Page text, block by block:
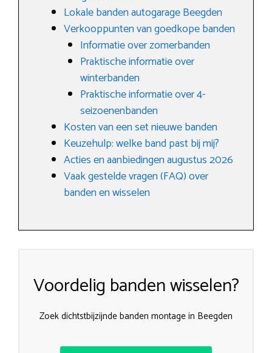
Lokale banden autogarage Beegden
Verkooppunten van goedkope banden
Informatie over zomerbanden
Praktische informatie over
winterbanden
Praktische informatie over 4-
seizoenenbanden
Kosten van een set nieuwe banden
Keuzehulp: welke band past bij mij?
Acties en aanbiedingen augustus 2026
Vaak gestelde vragen (FAQ) over
banden en wisselen
Voordelig banden wisselen?
Zoek dichtstbijzijnde banden montage in Beegden